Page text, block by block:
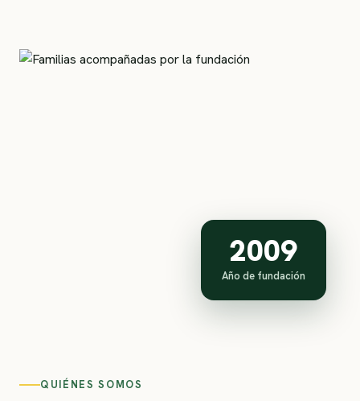
2009
Año de fundación
QUIÉNES SOMOS